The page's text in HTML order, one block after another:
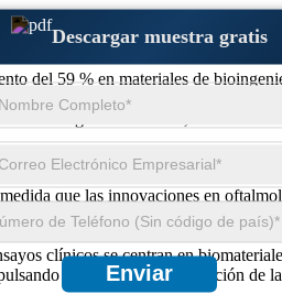
Descargar muestra gratis
Enviar
en 2026 a 629,94 millones de
del 59 % en materiales de
de diagnósticos de IA, 58% de
que las innovaciones en
hacia alternativas de trasplante
las tasas de éxito en casi un 61
clínicos se centran en
avances en la restauración de